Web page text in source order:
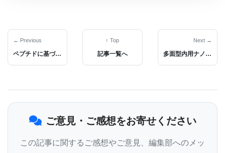
ク質はプロテアソームによって破壊される。プロテ
アソームは細胞内で不要なタンパク質を分解し再生
オスタシスの維持に極めて重要な役割をもつ。
この研究を通して、BSI研究グループは、プロテオソ
ームベースの再生が機能しない領域を明確にするこ
← Previous
ペプチドに基づく有望な新薬候補
↑ Top
記事一覧へ
Next →
多面型内用ナノ抗がん剤に新兵器
ご意見・ご感想をお寄せください
この記事に関するご感想やご意見、編集部へのメッ